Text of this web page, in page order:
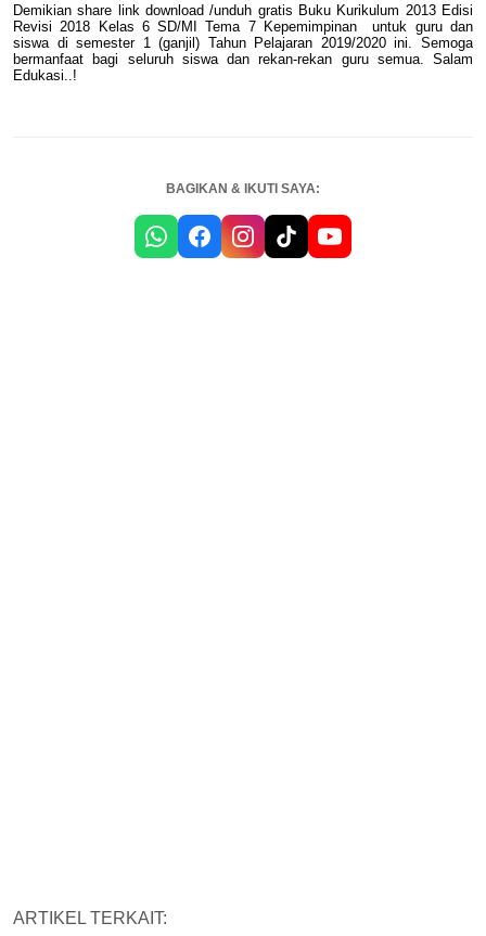
Demikian share link download /unduh gratis Buku Kurikulum 2013 Edisi
Revisi 2018 Kelas 6 SD/MI Tema 7 Kepemimpinan
untuk guru dan
siswa di semester 1 (ganjil) Tahun Pelajaran 2019/2020 ini. Semoga
bermanfaat bagi seluruh siswa dan rekan-rekan guru semua. Salam
Edukasi..!
BAGIKAN & IKUTI SAYA:
ARTIKEL TERKAIT: